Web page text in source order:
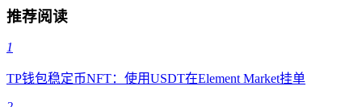
推荐阅读
1
TP钱包稳定币NFT：使用USDT在Element Market挂单